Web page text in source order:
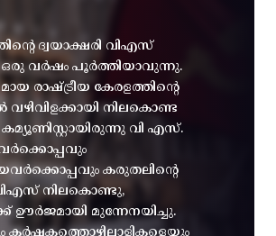
ദ്വയാക്ഷരി വിഎസ്
ഒരു വർഷം പൂർത്തിയാവുന്നു.
രാഷ്ട്രീയ കേരളത്തിന്റെ
വഴിവിളക്കായി നിലകൊണ്ട
വി എസ്.
കരുതലിന്റെ
നിലകൊണ്ടു,
ഊർജമായി മുന്നേനയിച്ചു.